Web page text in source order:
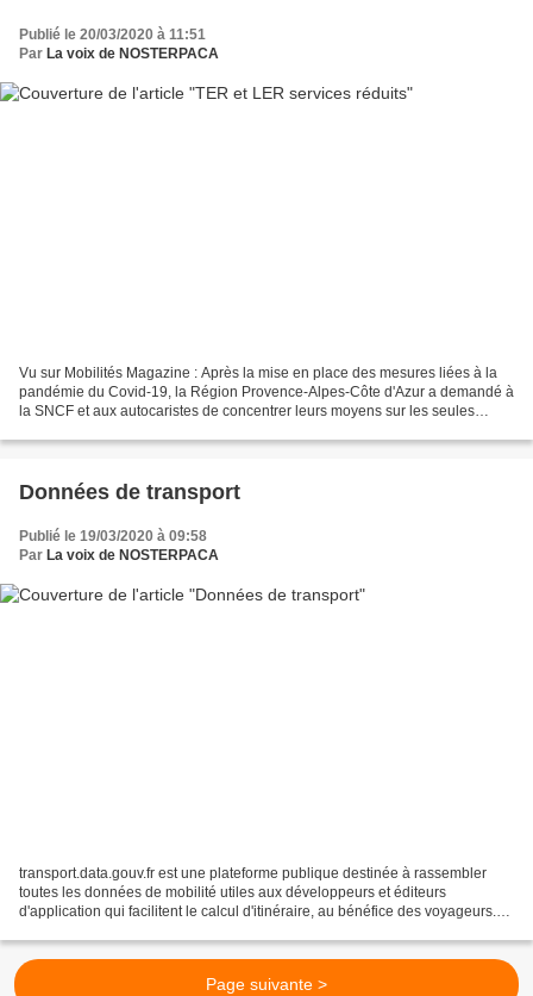
Publié le 20/03/2020 à 11:51
Par La voix de NOSTERPACA
Vu sur Mobilités Magazine : Après la mise en place des mesures liées à la
pandémie du Covid-19, la Région Provence-Alpes-Côte d'Azur a demandé à
la SNCF et aux autocaristes de concentrer leurs moyens sur les seules
Données de transport
Publié le 19/03/2020 à 09:58
Par La voix de NOSTERPACA
transport.data.gouv.fr est une plateforme publique destinée à rassembler
toutes les données de mobilité utiles aux développeurs et éditeurs
d'application qui facilitent le calcul d'itinéraire, au bénéfice des voyageurs.
Page suivante >